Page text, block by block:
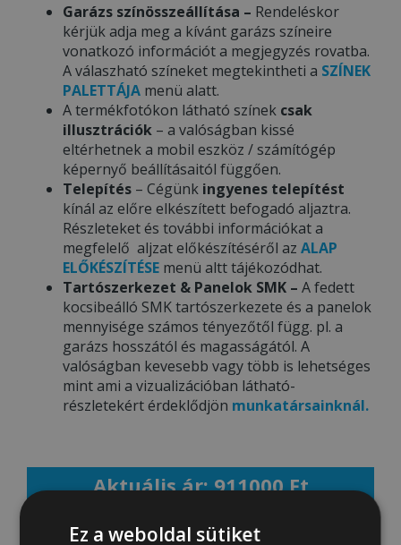
Garázs színösszeállítása – Rendeléskor
kérjük adja meg a kívánt garázs színeire
vonatkozó információt a megjegyzés rovatba.
A válaszható színeket megtekintheti a SZÍNEK
PALETTÁJA menü alatt.
A termékfotókon látható színek csak
illusztrációk – a valóságban kissé
eltérhetnek a mobil eszköz / számítógép
képernyő beállításaitól függően.
Telepítés – Cégünk ingyenes telepítést
kínál az előre elkészített befogadó aljaztra.
Részleteket és további információkat a
megfelelő aljzat előkészítéséről az ALAP
ELŐKÉSZÍTÉSE menü altt tájékozódhat.
Tartószerkezet & Panelok SMK – A fedett
kocsibeálló SMK tartószerkezete és a panelok
mennyisége számos tényezőtől függ. pl. a
garázs hosszától és magasságától. A
valóságban kevesebb vagy több is lehetséges
mint ami a vizualizációban látható-
részletekért érdeklődjön munkatársainknál.
Aktuális ár: 911000 Ft
Ez a weboldal sütiket